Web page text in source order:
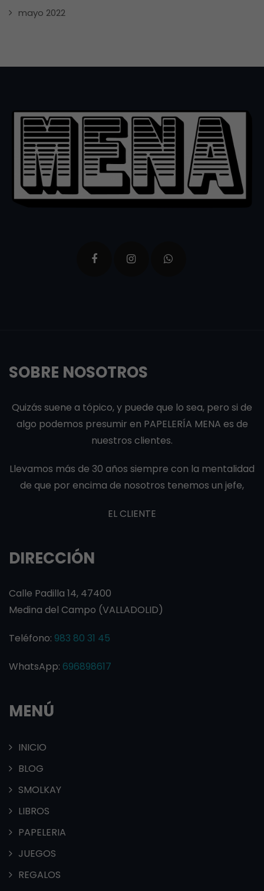
mayo 2022
SOBRE NOSOTROS
Quizás suene a tópico, y puede que lo sea, pero si de
algo podemos presumir en PAPELERÍA MENA es de
nuestros clientes.
Llevamos más de 30 años siempre con la mentalidad
de que por encima de nosotros tenemos un jefe,
EL CLIENTE
DIRECCIÓN
Calle Padilla 14, 47400
Medina del Campo (VALLADOLID)
Teléfono: 983 80 31 45
WhatsApp: 696898617
MENÚ
INICIO
BLOG
SMOLKAY
LIBROS
PAPELERIA
JUEGOS
REGALOS